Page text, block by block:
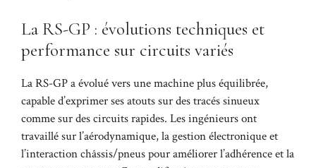
La RS-GP : évolutions techniques et
performance sur circuits variés
La RS-GP a évolué vers une machine plus équilibrée,
capable d’exprimer ses atouts sur des tracés sinueux
comme sur des circuits rapides. Les ingénieurs ont
travaillé sur l’aérodynamique, la gestion électronique et
l’interaction châssis/pneus pour améliorer l’adhérence et la